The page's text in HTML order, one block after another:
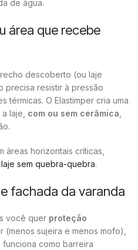
de água.
área que recebe
descoberto (ou laje
precisa resistir à pressão
térmicas. O Elastimper cria uma
laje, com ou sem cerâmica
áreas horizontais críticas,
sem quebra-quebra.
fachada da varanda
você quer proteção
(menos sujeira e menos mofo),
funciona como barreira